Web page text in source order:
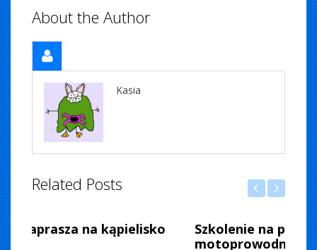
About the Author
Kasia
Related Posts
Szkolenie na patent sternika